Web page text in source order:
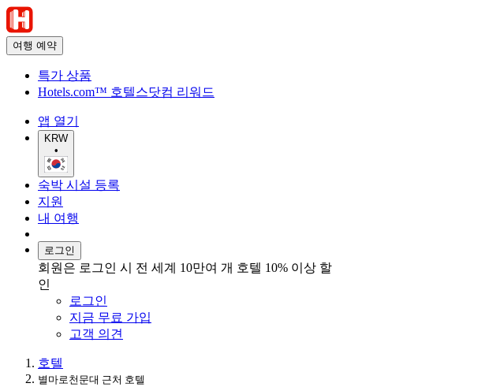
여행 예약
특가 상품
Hotels.com™ 호텔스닷컴 리워드
앱 열기
KRW
•
숙박 시설 등록
지원
내 여행
로그인
회원은 로그인 시 전 세계 10만여 개 호텔 10% 이상 할
인
로그인
지금 무료 가입
고객 의견
호텔
별마로천문대 근처 호텔